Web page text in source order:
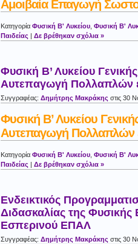
Αμοιβαία Επαγωγή
Κατηγορία Φυσική Β' Λυκείου Φυσική Β'
Παιδείας
Δε βρέθηκαν σχόλια »
Φυσική Β’ Λυκείου
Αυτεπαγωγή Πολλαπλών
Συγγραφέας: Δημήτρης Μακράκης στις 30
Φυσική Β’ Λυκείου
Αυτεπαγωγή Πολλαπλών
Κατηγορία Φυσική Β' Λυκείου Φυσική Β'
Παιδείας
Δε βρέθηκαν σχόλια »
Ενδεικτικός
Διδασκαλίας της Φυσικής
Εσπερινού ΕΠΑΛ
Συγγραφέας: Δημήτρης Μακράκης στις 30